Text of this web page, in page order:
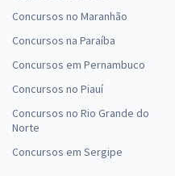
Concursos no Maranhão
Concursos na Paraíba
Concursos em Pernambuco
Concursos no Piauí
Concursos no Rio Grande do
Norte
Concursos em Sergipe